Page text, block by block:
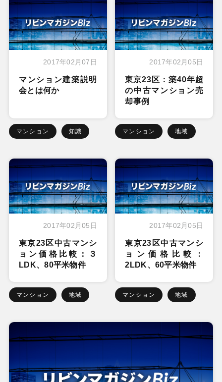
2017年02月07日
マンション建築説明
会とは何か
マンション 知識
2017年02月05日
東京23区：築40年超
の中古マンション売
却事例
マンション 地域
2017年02月05日
東京23区中古マンシ
ョン価格比較：３
LDK、80平米物件
マンション 地域
2017年02月05日
東京23区中古マンシ
ョン価格比較：
2LDK、60平米物件
マンション 地域